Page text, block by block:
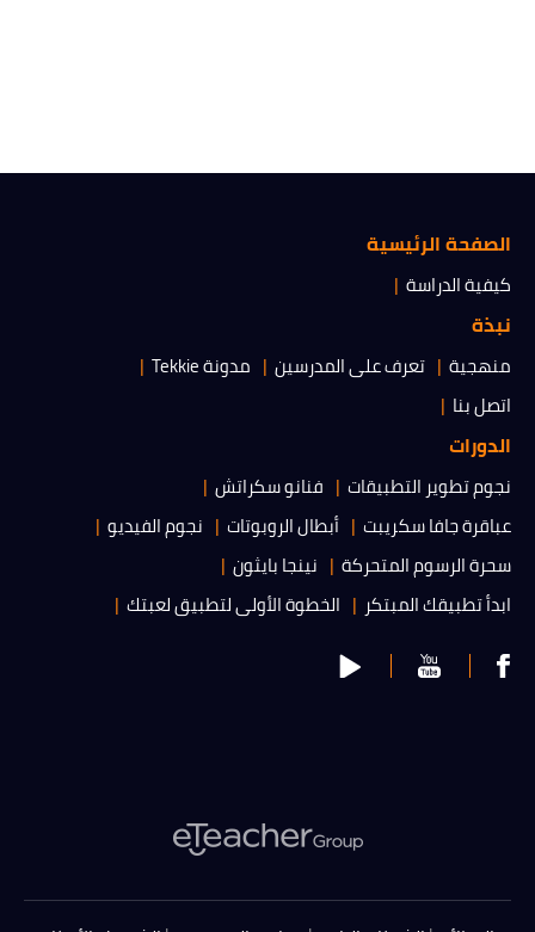
الصفحة الرئيسية
كيفية الدراسة
نبذة
منهجية تعرف على المدرسين
مدونة Tekkie
اتصل بنا
الدورات
نجوم تطوير التطبيقات
فنانو سكراتش
عباقرة جافا سكريبت
أبطال الروبوتات
نجوم الفيديو
سحرة الرسوم المتحركة
نينجا بايثون
ابدأ تطبيقك المبتكر
الخطوة الأولى لتطبيق لعبتك